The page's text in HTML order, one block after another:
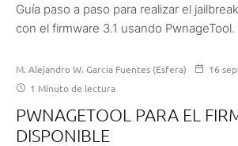
Guía paso a paso para realizar el
con el firmware 3.1 usando
M. Alejandro W. García Fuentes (Esfera)
16
1 Minuto de lectura
PWNAGETOOL PARA EL
DISPONIBLE